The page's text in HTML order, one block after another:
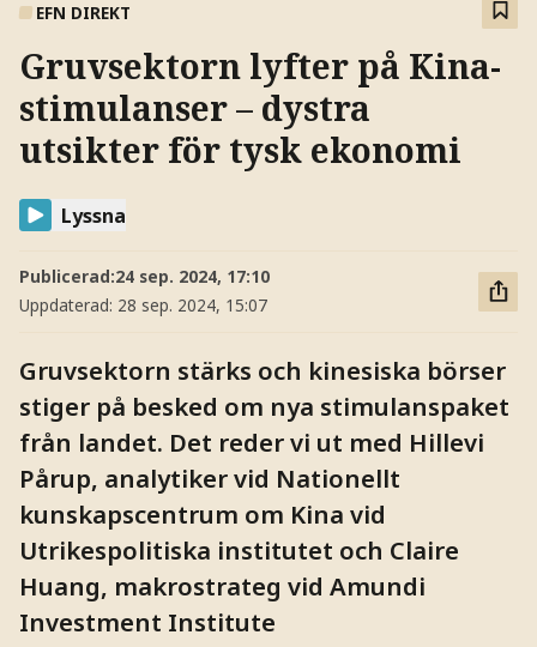
EFN DIREKT
Gruvsektorn lyfter på Kina-
stimulanser – dystra
utsikter för tysk ekonomi
Lyssna
Publicerad:24 sep. 2024, 17:10
Uppdaterad: 28 sep. 2024, 15:07
Gruvsektorn stärks och kinesiska börser
stiger på besked om nya stimulanspaket
från landet. Det reder vi ut med Hillevi
Pårup, analytiker vid Nationellt
kunskapscentrum om Kina vid
Utrikespolitiska institutet och Claire
Huang, makrostrateg vid Amundi
Investment Institute